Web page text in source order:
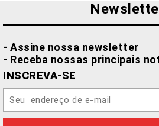
- Assine nossa newsletter
- Receba nossas principais
INSCREVA-SE